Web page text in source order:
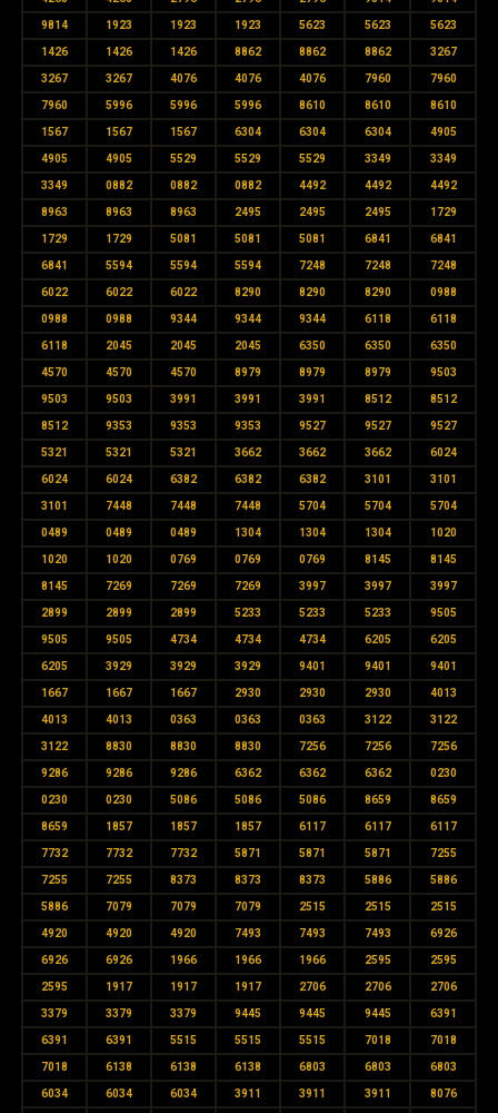
9814 1923 1923 1923 5623 5623 5623
1426 1426 1426 8862 8862 8862 3267
3267 3267 4076 4076 4076 7960 7960
7960 5996 5996 5996 8610 8610 8610
1567 1567 1567 6304 6304 6304 4905
4905 4905 5529 5529 5529 3349 3349
3349 0882 0882 0882 4492 4492 4492
8963 8963 8963 2495 2495 2495 1729
1729 1729 5081 5081 5081 6841 6841
6841 5594 5594 5594 7248 7248 7248
6022 6022 6022 8290 8290 8290 0988
0988 0988 9344 9344 9344 6118 6118
6118 2045 2045 2045 6350 6350 6350
4570 4570 4570 8979 8979 8979 9503
9503 9503 3991 3991 3991 8512 8512
8512 9353 9353 9353 9527 9527 9527
5321 5321 5321 3662 3662 3662 6024
6024 6024 6382 6382 6382 3101 3101
3101 7448 7448 7448 5704 5704 5704
0489 0489 0489 1304 1304 1304 1020
1020 1020 0769 0769 0769 8145 8145
8145 7269 7269 7269 3997 3997 3997
2899 2899 2899 5233 5233 5233 9505
9505 9505 4734 4734 4734 6205 6205
6205 3929 3929 3929 9401 9401 9401
1667 1667 1667 2930 2930 2930 4013
4013 4013 0363 0363 0363 3122 3122
3122 8830 8830 8830 7256 7256 7256
9286 9286 9286 6362 6362 6362 0230
0230 0230 5086 5086 5086 8659 8659
8659 1857 1857 1857 6117 6117 6117
7732 7732 7732 5871 5871 5871 7255
7255 7255 8373 8373 8373 5886 5886
5886 7079 7079 7079 2515 2515 2515
4920 4920 4920 7493 7493 7493 6926
6926 6926 1966 1966 1966 2595 2595
2595 1917 1917 1917 2706 2706 2706
3379 3379 3379 9445 9445 9445 6391
6391 6391 5515 5515 5515 7018 7018
7018 6138 6138 6138 6803 6803 6803
6034 6034 6034 3911 3911 3911 8076